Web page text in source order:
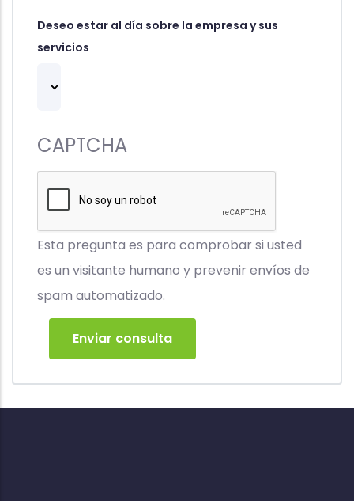
Deseo estar al día sobre la empresa y sus
servicios
CAPTCHA
Esta pregunta es para comprobar si usted
es un visitante humano y prevenir envíos de
spam automatizado.